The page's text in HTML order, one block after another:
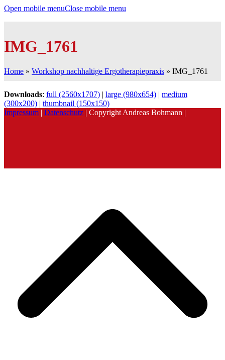
Open mobile menuClose mobile menu
IMG_1761
Home » Workshop nachhaltige Ergotherapiepraxis » IMG_1761
Downloads: full (2560x1707) | large (980x654) | medium
(300x200) | thumbnail (150x150)
Impressum | Datenschutz | Copyright Andreas Bohmann |